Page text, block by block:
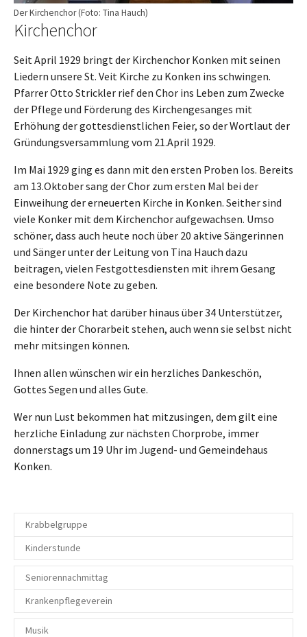
Der Kirchenchor (Foto: Tina Hauch)
Kirchenchor
Seit April 1929 bringt der Kirchenchor Konken mit seinen
Liedern unsere St. Veit Kirche zu Konken ins schwingen.
Pfarrer Otto Strickler rief den Chor ins Leben zum Zwecke
der Pflege und Förderung des Kirchengesanges mit
Erhöhung der gottesdienstlichen Feier, so der Wortlaut der
Gründungsversammlung vom 21.April 1929.
Im Mai 1929 ging es dann mit den ersten Proben los. Bereits
am 13.Oktober sang der Chor zum ersten Mal bei der
Einweihung der erneuerten Kirche in Konken. Seither sind
viele Konker mit dem Kirchenchor aufgewachsen. Umso
schöner, dass auch heute noch über 20 aktive Sängerinnen
und Sänger unter der Leitung von Tina Hauch dazu
beitragen, vielen Festgottesdiensten mit ihrem Gesang
eine besondere Note zu geben.
Der Kirchenchor hat darüber hinaus über 34 Unterstützer,
die hinter der Chorarbeit stehen, auch wenn sie selbst nicht
mehr mitsingen können.
Ihnen allen wünschen wir ein herzliches Dankeschön,
Gottes Segen und alles Gute.
Wer nun Lust bekommen hat mitzusingen, dem gilt eine
herzliche Einladung zur nächsten Chorprobe, immer
donnerstags um 19 Uhr im Jugend- und Gemeindehaus
Konken.
Krabbelgruppe
Kinderstunde
Seniorennachmittag
Krankenpflegeverein
Musik